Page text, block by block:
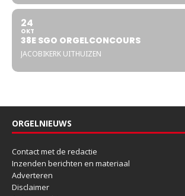
24
OKT
38E SGO ORGELCONCOURS
JACOBIKERK UITHUIZEN
ORGELNIEUWS
Contact met de redactie
Inzenden berichten en materiaal
Adverteren
Disclaimer